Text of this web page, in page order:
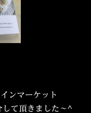
ンマーケット
して頂きました〜^